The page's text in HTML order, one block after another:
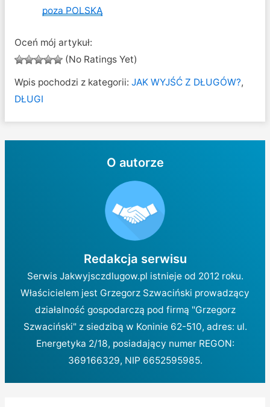
poza POLSKĄ
Oceń mój artykuł:
(No Ratings Yet)
Wpis pochodzi z kategorii: JAK WYJŚĆ Z DŁUGÓW?,
DŁUGI
O autorze
Redakcja serwisu
Serwis Jakwyjsczdlugow.pl istnieje od 2012 roku.
Właścicielem jest Grzegorz Szwaciński prowadzący
działalność gospodarczą pod firmą "Grzegorz
Szwaciński" z siedzibą w Koninie 62-510, adres: ul.
Energetyka 2/18, posiadający numer REGON:
369166329, NIP 6652595985.